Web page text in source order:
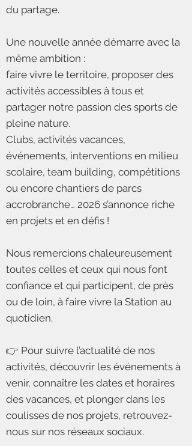
du partage.
Une nouvelle année démarre avec la
même ambition :
faire vivre le territoire, proposer des
activités accessibles à tous et
partager notre passion des sports de
pleine nature.
Clubs, activités vacances,
événements, interventions en milieu
scolaire, team building, compétitions
ou encore chantiers de parcs
accrobranche… 2026 s’annonce riche
en projets et en défis !
Nous remercions chaleureusement
toutes celles et ceux qui nous font
confiance et qui participent, de près
ou de loin, à faire vivre la Station au
quotidien.
👉 Pour suivre l’actualité de nos
activités, découvrir les événements à
venir, connaître les dates et horaires
des vacances, et plonger dans les
coulisses de nos projets, retrouvez-
nous sur nos réseaux sociaux.